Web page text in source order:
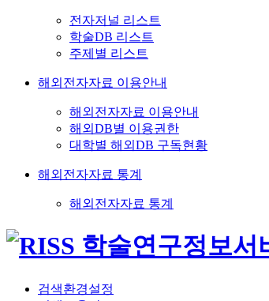
전자저널 리스트
학술DB 리스트
주제별 리스트
해외전자자료 이용안내
해외전자자료 이용안내
해외DB별 이용권한
대학별 해외DB 구독현황
해외전자자료 통계
해외전자자료 통계
검색환경설정